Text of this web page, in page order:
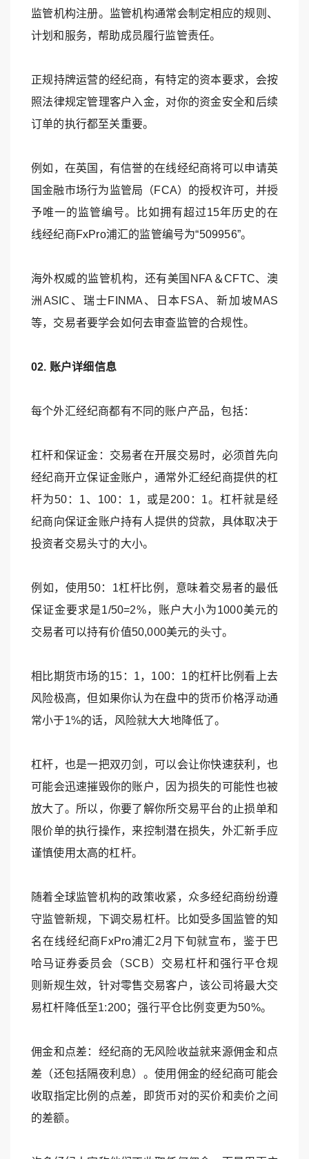
监管机构注册。监管机构通常会制定相应的规则、
计划和服务，帮助成员履行监管责任。
正规持牌运营的经纪商，有特定的资本要求，会按
照法律规定管理客户入金，对你的资金安全和后续
订单的执行都至关重要。
例如，在英国，有信誉的在线经纪商将可以申请英
国金融市场行为监管局（FCA）的授权许可，并授
予唯一的监管编号。比如拥有超过15年历史的在
线经纪商FxPro浦汇的监管编号为“509956”。
海外权威的监管机构，还有美国NFA＆CFTC、澳
洲ASIC、瑞士FINMA、日本FSA、新加坡MAS
等，交易者要学会如何去审查监管的合规性。
02. 账户详细信息
每个外汇经纪商都有不同的账户产品，包括：
杠杆和保证金：交易者在开展交易时，必须首先向
经纪商开立保证金账户，通常外汇经纪商提供的杠
杆为50：1、100：1，或是200：1。杠杆就是经
纪商向保证金账户持有人提供的贷款，具体取决于
投资者交易头寸的大小。
例如，使用50：1杠杆比例，意味着交易者的最低
保证金要求是1/50=2%，账户大小为1000美元的
交易者可以持有价值50,000美元的头寸。
相比期货市场的15：1，100：1的杠杆比例看上去
风险极高，但如果你认为在盘中的货币价格浮动通
常小于1%的话，风险就大大地降低了。
杠杆，也是一把双刃剑，可以会让你快速获利，也
可能会迅速摧毁你的账户，因为损失的可能性也被
放大了。所以，你要了解你所交易平台的止损单和
限价单的执行操作，来控制潜在损失，外汇新手应
谨慎使用太高的杠杆。
随着全球监管机构的政策收紧，众多经纪商纷纷遵
守监管新规，下调交易杠杆。比如受多国监管的知
名在线经纪商FxPro浦汇2月下旬就宣布，鉴于巴
哈马证券委员会（SCB）交易杠杆和强行平仓规
则新规生效，针对零售交易客户，该公司将最大交
易杠杆降低至1:200；强行平仓比例变更为50%。
佣金和点差：经纪商的无风险收益就来源佣金和点
差（还包括隔夜利息）。使用佣金的经纪商可能会
收取指定比例的点差，即货币对的买价和卖价之间
的差额。